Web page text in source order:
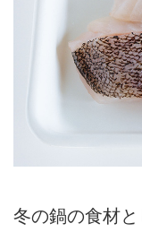
冬の鍋の食材